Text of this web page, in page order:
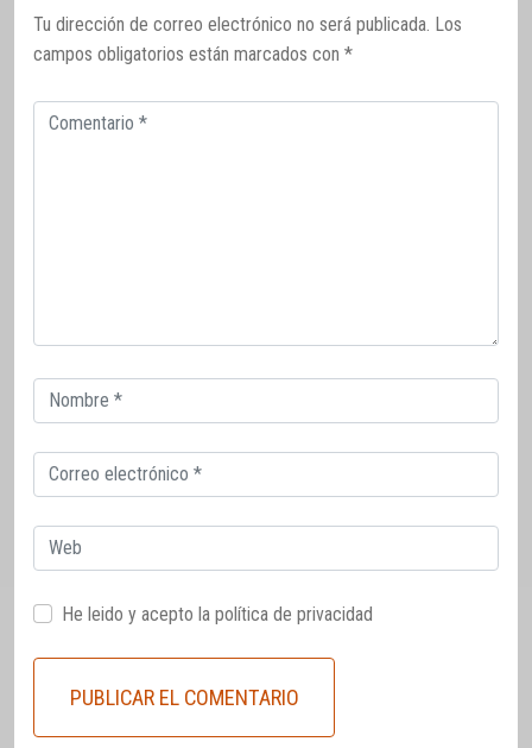
Tu dirección de correo electrónico no será publicada. Los
campos obligatorios están marcados con *
Comentario
Correo
electrónico
Correo
electrónico
Web
He leido y acepto la política de privacidad